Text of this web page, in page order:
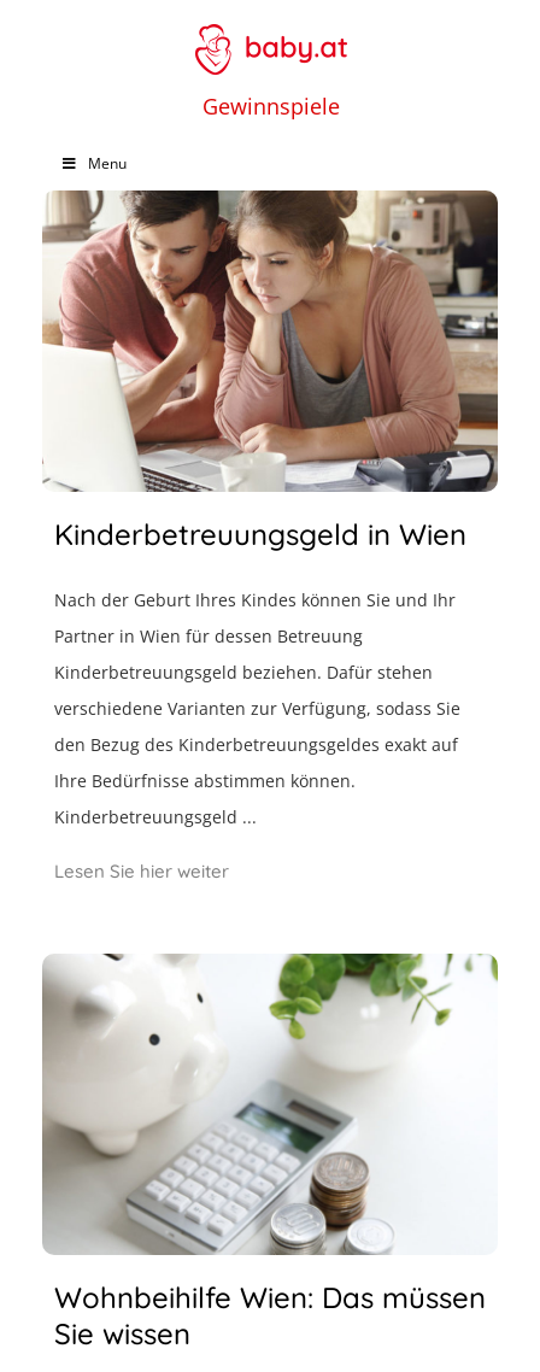
Gewinnspiele
Menu
Kinderbetreuungsgeld in Wien
Nach der Geburt Ihres Kindes können Sie und Ihr
Partner in Wien für dessen Betreuung
Kinderbetreuungsgeld beziehen. Dafür stehen
verschiedene Varianten zur Verfügung, sodass Sie
den Bezug des Kinderbetreuungsgeldes exakt auf
Ihre Bedürfnisse abstimmen können.
Kinderbetreuungsgeld ...
Lesen Sie hier weiter
Wohnbeihilfe Wien: Das müssen
Sie wissen